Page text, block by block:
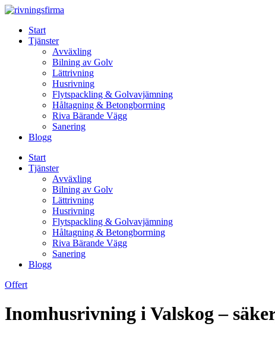
Skip
contentStart
Tjänster
Avväxling
Bilning av Golv
Lättrivning
Husrivning
Flytspackling & Golvavjämning
Håltagning & Betongborrning
Riva Bärande Vägg
Sanering
Blogg
Start
Tjänster
Avväxling
Bilning av Golv
Lättrivning
Husrivning
Flytspackling & Golvavjämning
Håltagning & Betongborrning
Riva Bärande Vägg
Sanering
Blogg
Offert
Inomhusrivning i Valskog –